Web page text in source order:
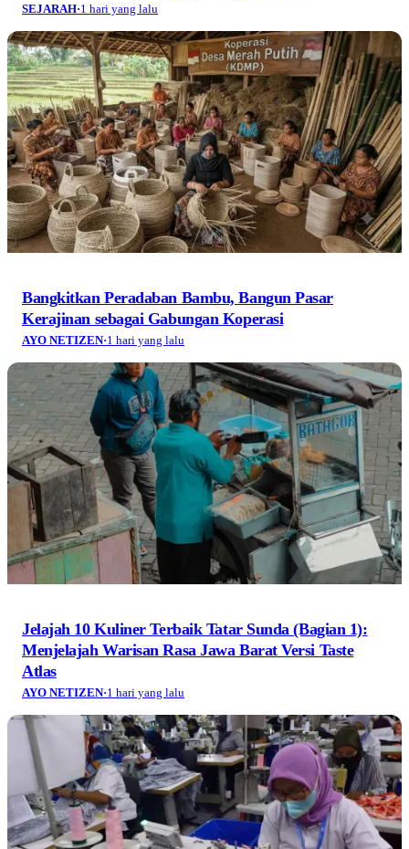
Bangkitkan Peradaban Bambu, Bangun Pasar
Kerajinan sebagai Gabungan Koperasi
AYO NETIZEN·1 hari yang lalu
Jelajah 10 Kuliner Terbaik Tatar Sunda (Bagian 1):
Menjelajah Warisan Rasa Jawa Barat Versi Taste
Atlas
AYO NETIZEN·1 hari yang lalu
PHK Massal Garmen Cimahi di Era 'China + Many'
AYO NETIZEN·1 hari yang lalu